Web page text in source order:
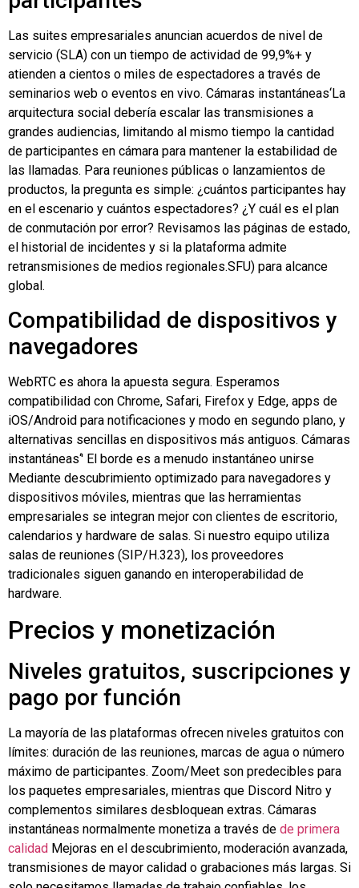
Las suites empresariales anuncian acuerdos de nivel de
servicio (SLA) con un tiempo de actividad de 99,9%+ y
atienden a cientos o miles de espectadores a través de
seminarios web o eventos en vivo. Cámaras instantáneas‘La
arquitectura social debería escalar las transmisiones a
grandes audiencias, limitando al mismo tiempo la cantidad
de participantes en cámara para mantener la estabilidad de
las llamadas. Para reuniones públicas o lanzamientos de
productos, la pregunta es simple: ¿cuántos participantes hay
en el escenario y cuántos espectadores? ¿Y cuál es el plan
de conmutación por error? Revisamos las páginas de estado,
el historial de incidentes y si la plataforma admite
retransmisiones de medios regionales.SFU) para alcance
global.
Compatibilidad de dispositivos y
navegadores
WebRTC es ahora la apuesta segura. Esperamos
compatibilidad con Chrome, Safari, Firefox y Edge, apps de
iOS/Android para notificaciones y modo en segundo plano, y
alternativas sencillas en dispositivos más antiguos. Cámaras
instantáneas‘' El borde es a menudo instantáneo unirse
Mediante descubrimiento optimizado para navegadores y
dispositivos móviles, mientras que las herramientas
empresariales se integran mejor con clientes de escritorio,
calendarios y hardware de salas. Si nuestro equipo utiliza
salas de reuniones (SIP/H.323), los proveedores
tradicionales siguen ganando en interoperabilidad de
hardware.
Precios y monetización
Niveles gratuitos, suscripciones y
pago por función
La mayoría de las plataformas ofrecen niveles gratuitos con
límites: duración de las reuniones, marcas de agua o número
máximo de participantes. Zoom/Meet son predecibles para
los paquetes empresariales, mientras que Discord Nitro y
complementos similares desbloquean extras. Cámaras
instantáneas normalmente monetiza a través de de primera
calidad Mejoras en el descubrimiento, moderación avanzada,
transmisiones de mayor calidad o grabaciones más largas. Si